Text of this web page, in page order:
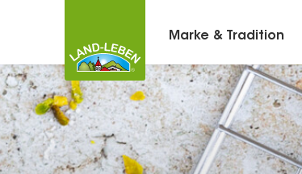
Marke & Tradition
Kontakt